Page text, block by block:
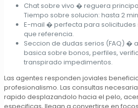
Chat sobre vivo � reguera
Tiempo sobre solucion: hasta 2
E-mail � perfecta para
que referencia.
Seccion de dudas serios (FAQ) �
basica sobre bonos, perfiles,
transpirado impedimentos.
Las agentes responden joviales
profesionalismo. Las consultas
rapido desplazandolo hacia el pelo,